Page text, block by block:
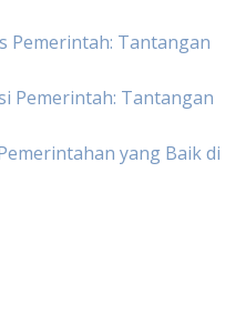
Pemerintah: Tantangan
Pemerintah: Tantangan
yang Baik di